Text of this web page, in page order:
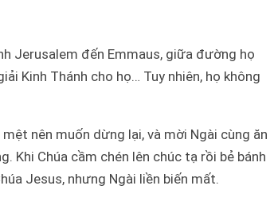
Jerusalem đến Emmaus, giữa đường họ
Kinh Thánh cho họ… Tuy nhiên, họ không
nên muốn dừng lại, và mời Ngài cùng ăn
Khi Chúa cầm chén lên chúc tạ rồi bẻ bánh
Jesus, nhưng Ngài liền biến mất.